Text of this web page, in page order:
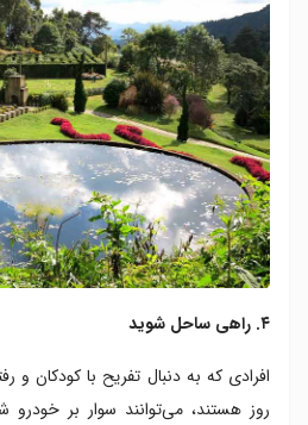
۴. راهی ساحل شوید
افرادی که به دنبال تفریح با کودکان و
روز هستند، می‌توانند سوار بر